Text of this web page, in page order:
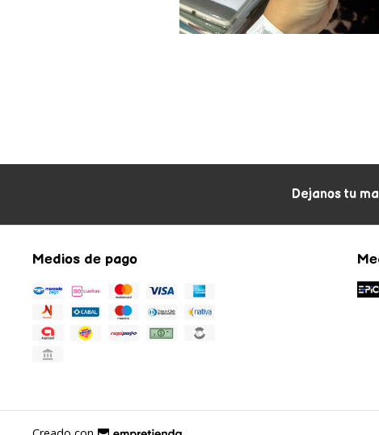
Dejanos tu
Medios de pago